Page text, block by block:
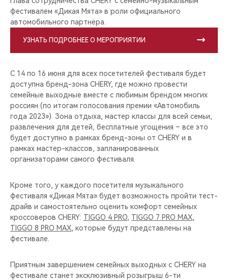
фестивалем «Дикая Мята» в роли официального
автомобильного партнёра.
УЗНАТЬ ПОДРОБНЕЕ О МЕРОПРИЯТИИ
С 14 по 16 июня для всех посетителей фестиваля будет
доступна бренд-зона CHERY, где можно провести
семейные выходные вместе с любимым брендом многих
россиян (по итогам голосования премии «Автомобиль
года 2023»). Зона отдыха, мастер классы для всей семьи,
развлечения для детей, бесплатные угощения – все это
будет доступно в рамках бренд-зоны от CHERY и в
рамках мастер-классов, запланированных
организаторами самого фестиваля.
Кроме того, у каждого посетителя музыкального
фестиваля «Дикая Мята» будет возможность пройти тест-
драйв и самостоятельно оценить комфорт семейных
кроссоверов CHERY: TIGGO 4 PRO TIGGO 7 PRO MAX
TIGGO 8 PRO MAX , которые будут представлены на
фестивале.
Приятным завершением семейных выходных с CHERY на
фестивале станет эксклюзивный розыгрыш 6-ти